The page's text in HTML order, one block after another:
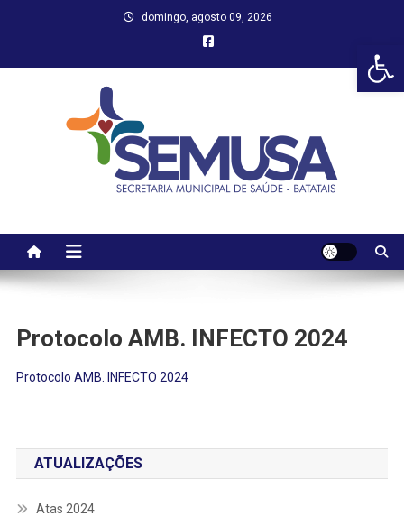
domingo, agosto 09, 2026
Protocolo AMB. INFECTO 2024
Protocolo AMB. INFECTO 2024
ATUALIZAÇÕES
Atas 2024